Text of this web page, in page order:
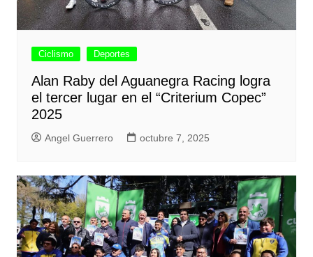
Ciclismo Deportes
Alan Raby del Aguanegra Racing logra
el tercer lugar en el “Criterium Copec”
2025
Angel Guerrero octubre 7, 2025